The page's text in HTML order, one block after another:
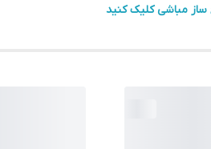
ساز مباشی کلیک کنید